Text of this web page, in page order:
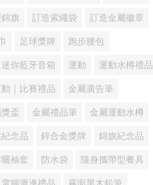
旗 訂造索繩袋 訂造金屬徽章
足球獎牌 跑步腰包
迷你藍牙音箱 運動 運動水樽禮品
動｜比賽禮品 金屬廣告筆
盃 金屬禮品筆 金屬運動水樽
念品 鋅合金獎牌 錦旗紀念品
曬袖套 防水袋 隨身攜帶型餐具